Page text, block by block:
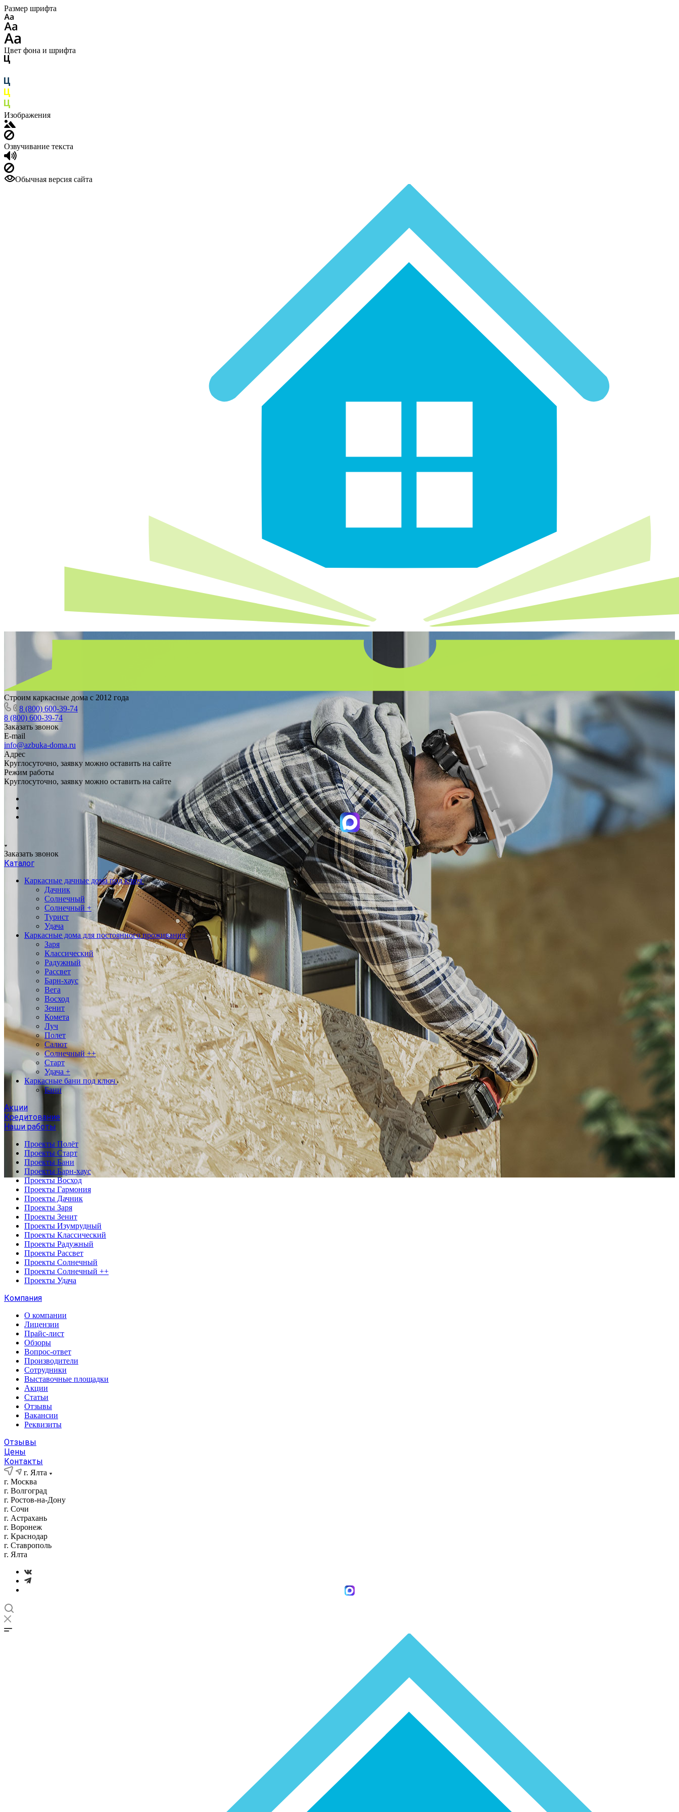
Размер шрифта
Цвет фона и шрифта
Изображения
Озвучивание текста
Обычная версия сайта
Строим каркасные дома с 2012 года
8 (800) 600-39-74
8 (800) 600-39-74
Заказать звонок
E-mail
info@azbuka-doma.ru
Адрес
Круглосуточно, заявку можно оставить на сайте
Режим работы
Круглосуточно, заявку можно оставить на сайте
Заказать звонок
Каталог
Каркасные дачные дома под ключ
Дачник
Солнечный
Солнечный +
Турист
Удача
Каркасные дома для постоянного проживания
Заря
Классический
Радужный
Рассвет
Барн-хаус
Вега
Восход
Зенит
Комета
Луч
Полет
Салют
Солнечный ++
Старт
Удача +
Каркасные бани под ключ
Бани
Акции
Кредитование
Наши работы
Проекты Полёт
Проекты Старт
Проекты Бани
Проекты Барн-хаус
Проекты Восход
Проекты Гармония
Проекты Дачник
Проекты Заря
Проекты Зенит
Проекты Изумрудный
Проекты Классический
Проекты Радужный
Проекты Рассвет
Проекты Солнечный
Проекты Солнечный ++
Проекты Удача
Компания
О компании
Лицензии
Прайс-лист
Обзоры
Вопрос-ответ
Производители
Сотрудники
Выставочные площадки
Акции
Статьи
Отзывы
Вакансии
Реквизиты
Отзывы
Цены
Контакты
г. Ялта
г. Москва
г. Волгоград
г. Ростов-на-Дону
г. Сочи
г. Астрахань
г. Воронеж
г. Краснодар
г. Ставрополь
г. Ялта